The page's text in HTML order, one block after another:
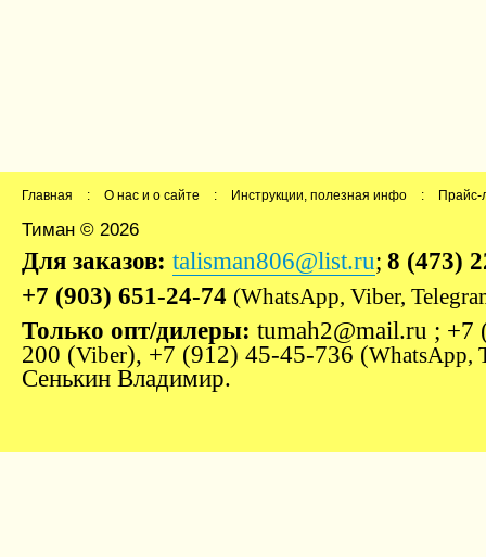
Главная : О нас и о сайте : Инструкции, полезная инфо : Прайс-
Тиман © 2026
Для заказов: talisman806@list.ru; 8 (473)
+7 (903) 651-24-74 (WhatsApp, Viber,
Только опт/дилеры: tumah2@mail.ru ; +7
200 (Viber), +7 (912) 45-45-736 (WhatsApp,
Сенькин Владимир.